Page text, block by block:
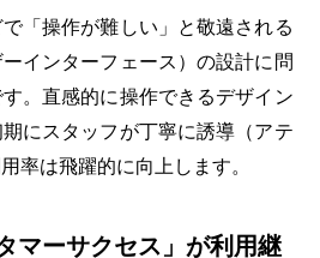
「操作が難しい」と敬遠される
インターフェース）の設計に問
。直感的に操作できるデザイン
にスタッフが丁寧に誘導（アテ
率は飛躍的に向上します。
マーサクセス」が利用継